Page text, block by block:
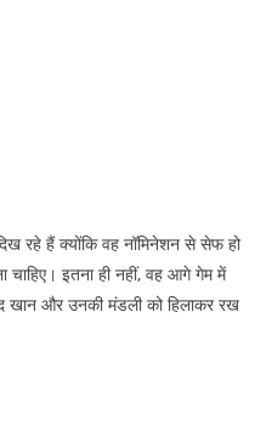
रहे हैं क्योंकि वह नॉमिनेशन से सेफ हो
इतना ही नहीं, वह आगे गेम में
खान और उनकी मंडली को हिलाकर रख